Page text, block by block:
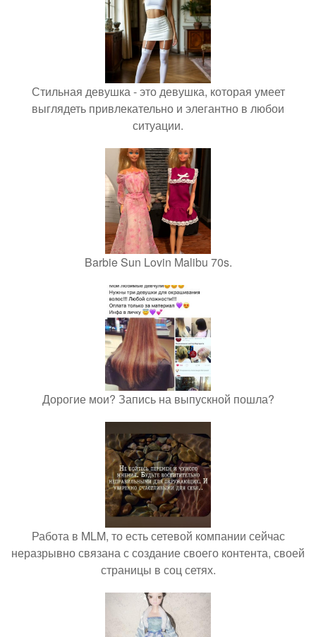
Стильная девушка - это девушка, которая умеет
выглядеть привлекательно и элегантно в любои
ситуации.
Barbie Sun Lovin Malibu 70s.
Дорогие мои? Запись на выпускной пошла?
Работа в MLM, то есть сетевой компании сейчас
неразрывно связана с создание своего контента, своей
страницы в соц сетях.